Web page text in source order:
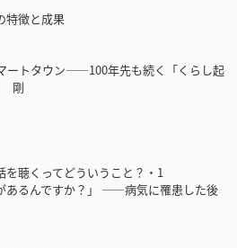
特徴と成果
ートタウン――100年先も続く「くらし起
剛
聴くってどういうこと？・1
あるんですか？」 ――病気に罹患した後